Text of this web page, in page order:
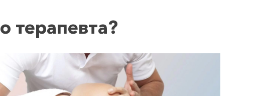
терапевта?